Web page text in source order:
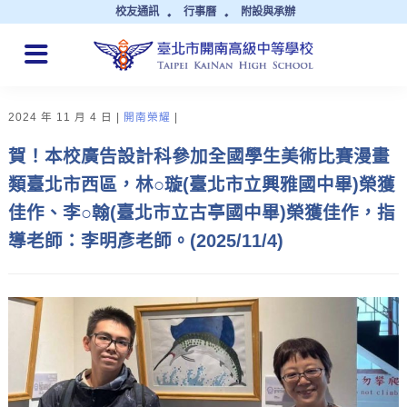
校友通訊 行事曆 附設與承辦
QUICK LINKS
2024 年 11 月 4 日 開南榮耀
賀！本校廣告設計科參加全國學生美術比賽漫畫
類臺北市西區，林○璇(臺北市立興雅國中畢)榮獲
佳作、李○翰(臺北市立古亭國中畢)榮獲佳作，指
導老師：李明彥老師。(2025/11/4)